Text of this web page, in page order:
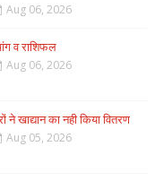
Aug 06, 2026
व राशिफल
Aug 06, 2026
खाद्यान का नही किया वितरण
Aug 05, 2026